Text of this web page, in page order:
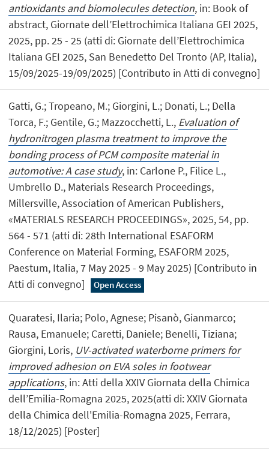
antioxidants and biomolecules detection, in: Book of
abstract, Giornate dell’Elettrochimica Italiana GEI 2025,
2025, pp. 25 - 25 (atti di: Giornate dell’Elettrochimica
Italiana GEI 2025, San Benedetto Del Tronto (AP, Italia),
15/09/2025-19/09/2025) [Contributo in Atti di convegno]
Gatti, G.; Tropeano, M.; Giorgini, L.; Donati, L.; Della
Torca, F.; Gentile, G.; Mazzocchetti, L., Evaluation of
hydronitrogen plasma treatment to improve the
bonding process of PCM composite material in
automotive: A case study, in: Carlone P., Filice L.,
Umbrello D., Materials Research Proceedings,
Millersville, Association of American Publishers,
«MATERIALS RESEARCH PROCEEDINGS», 2025, 54, pp.
564 - 571 (atti di: 28th International ESAFORM
Conference on Material Forming, ESAFORM 2025,
Paestum, Italia, 7 May 2025 - 9 May 2025) [Contributo in
Atti di convegno]
Open Access
Quaratesi, Ilaria; Polo, Agnese; Pisanò, Gianmarco;
Rausa, Emanuele; Caretti, Daniele; Benelli, Tiziana;
Giorgini, Loris, UV-activated waterborne primers for
improved adhesion on EVA soles in footwear
applications, in: Atti della XXIV Giornata della Chimica
dell’Emilia-Romagna 2025, 2025(atti di: XXIV Giornata
della Chimica dell'Emilia-Romagna 2025, Ferrara,
18/12/2025) [Poster]